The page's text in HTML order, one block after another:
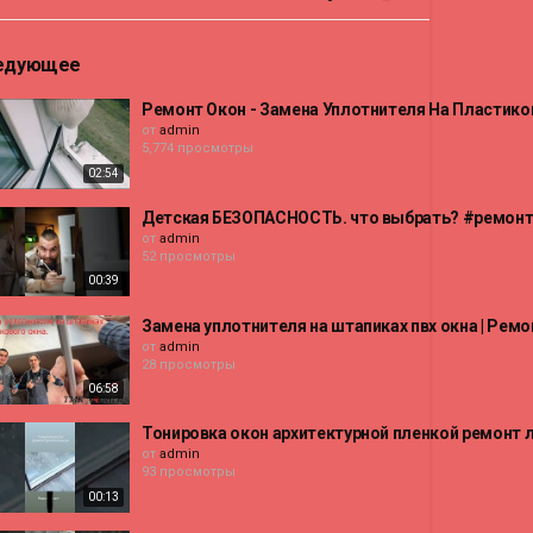
02:54
Ремонт Окон - Замена Уплотнителя На
от admin
5,774 просмотры
00:39
Детская БЕЗОПАСНОСТЬ. что выбрать?
от admin
52 просмотры
06:58
Замена уплотнителя на штапиках пвх окна |
от admin
28 просмотры
00:13
Тонировка окон архитектурной пленкой
от admin
93 просмотры